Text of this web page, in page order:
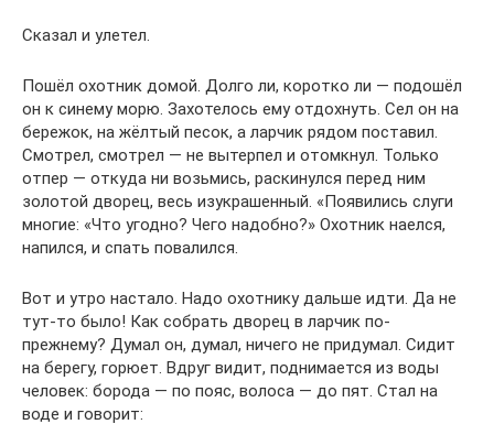
Сказал и улетел.
Пошёл охотник домой. Долго ли, коротко ли — подошёл
он к синему морю. Захотелось ему отдохнуть. Сел он на
бережок, на жёлтый песок, а ларчик рядом поставил.
Смотрел, смотрел — не вытерпел и отомкнул. Только
отпер — откуда ни возьмись, раскинулся перед ним
золотой дворец, весь изукрашенный. «Появились слуги
многие: «Что угодно? Чего надобно?» Охотник наелся,
напился, и спать повалился.
Вот и утро настало. Надо охотнику дальше идти. Да не
тут-то было! Как собрать дворец в ларчик по-
прежнему? Думал он, думал, ничего не придумал. Сидит
на берегу, горюет. Вдруг видит, поднимается из воды
человек: борода — по пояс, волоса — до пят. Стал на
воде и говорит: